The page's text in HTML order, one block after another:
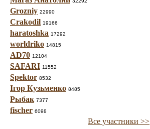
Grozniy 22990
Crakodil 19166
haratoshka 17292
worldriko 14815
AD70 12104
SAFARI 11552
Spektor 8532
Ігор Кузьменко 8485
Рыбак 7377
fischer 6098
Все участники >>